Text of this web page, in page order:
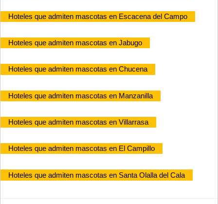
Hoteles que admiten mascotas en Escacena del Campo
Hoteles que admiten mascotas en Jabugo
Hoteles que admiten mascotas en Chucena
Hoteles que admiten mascotas en Manzanilla
Hoteles que admiten mascotas en Villarrasa
Hoteles que admiten mascotas en El Campillo
Hoteles que admiten mascotas en Santa Olalla del Cala